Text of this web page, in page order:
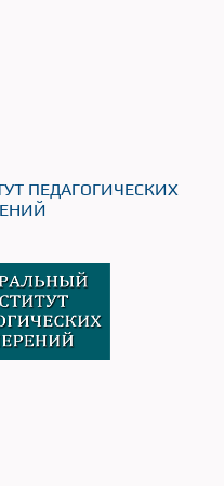
ПЕДАГОГИЧЕСКИХ